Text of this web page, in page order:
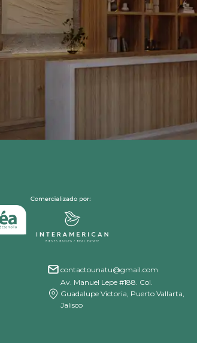
contactounatu@gmail.com
Av. Manuel Lepe #188. Col.
Guadalupe Victoria, Puerto Vallarta,
Jalisco